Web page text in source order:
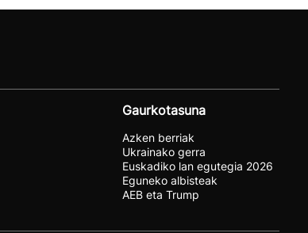
Gaurkotasuna
Azken berriak
Ukrainako gerra
Euskadiko lan egutegia 2026
Eguneko albisteak
AEB eta Trump